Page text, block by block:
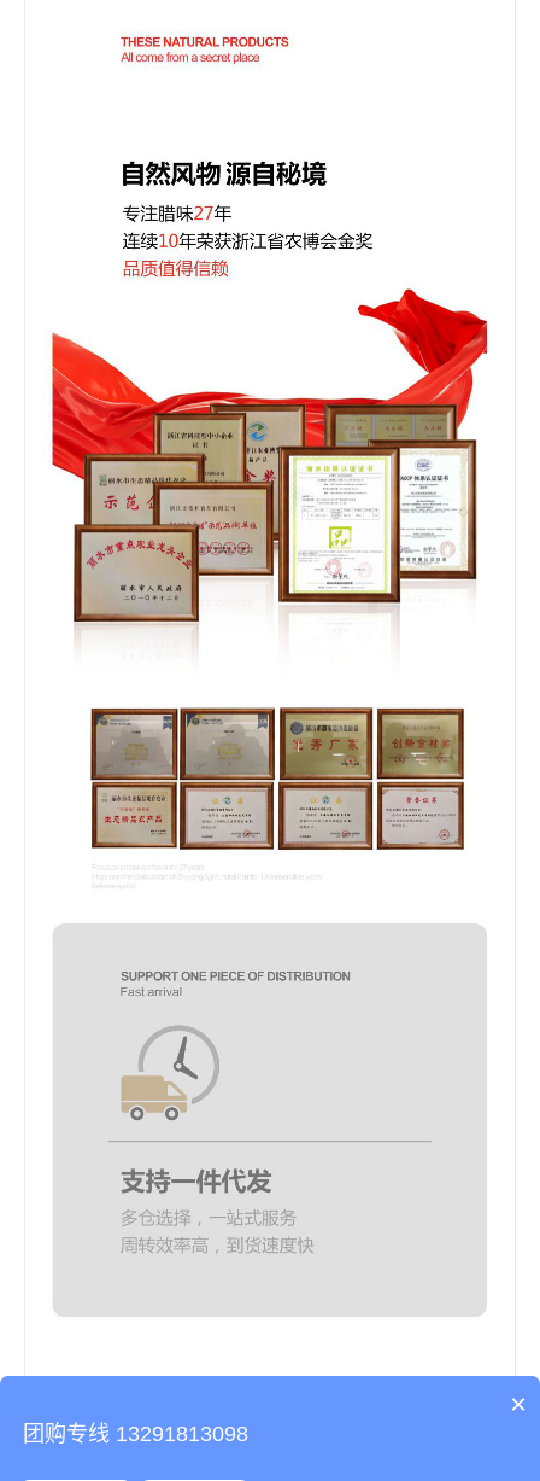
美心月饼-哈根达斯官网-知味观-锦华-稻香村礼盒-广州酒家-楼外楼-王氏
×
团购专线 13291813098